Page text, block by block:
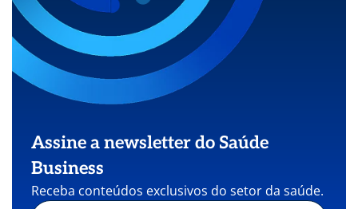
Assine a newsletter do Saúde
Business
Receba conteúdos exclusivos do setor da saúde.